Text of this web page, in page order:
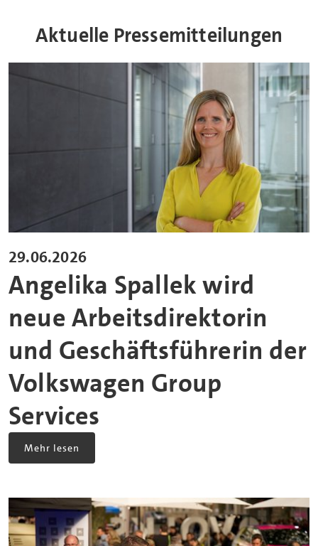
Aktuelle Pressemitteilungen
29.06.2026
Angelika Spallek wird
neue Arbeitsdirektorin
und Geschäftsführerin der
Volkswagen Group
Services
Mehr lesen